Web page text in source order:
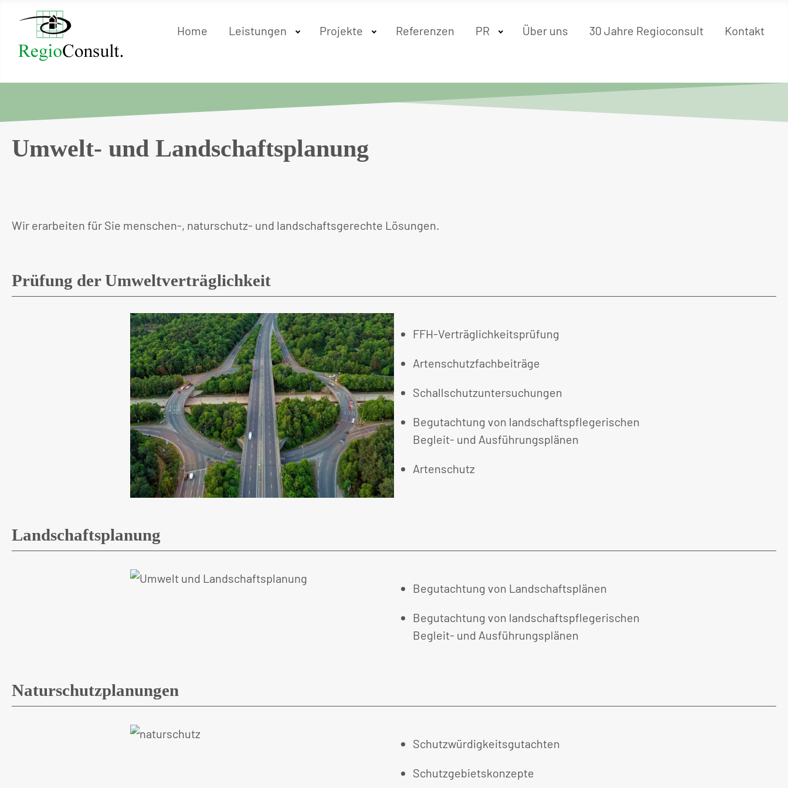
Home Leistungen Projekte Referenzen PR Über uns 30 Jahre Regioconsult Kontakt
Umwelt- und Landschaftsplanung
Wir erarbeiten für Sie menschen-, naturschutz- und landschaftsgerechte Lösungen.
Prüfung der Umweltverträglichkeit
FFH-Verträglichkeitsprüfung
Artenschutzfachbeiträge
Schallschutzuntersuchungen
Begutachtung von landschaftspflegerischen
Begleit- und Ausführungsplänen
Artenschutz
Landschaftsplanung
Begutachtung von Landschaftsplänen
Begutachtung von landschaftspflegerischen
Begleit- und Ausführungsplänen
Naturschutzplanungen
Schutzwürdigkeitsgutachten
Schutzgebietskonzepte